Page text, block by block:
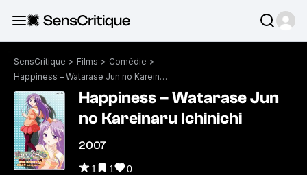
SensCritique > Films > Comédie >
Happiness – Watarase Jun no Kareinaru Ichinichi
Happiness – Watarase Jun
no Kareinaru Ichinichi
2007
1 1 0